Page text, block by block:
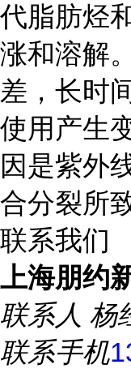
代脂肪烃
涨和溶解
差，长时
使用产生
因是紫外
合分裂所
联系我们
上海朋约
联系人 杨
联系手机